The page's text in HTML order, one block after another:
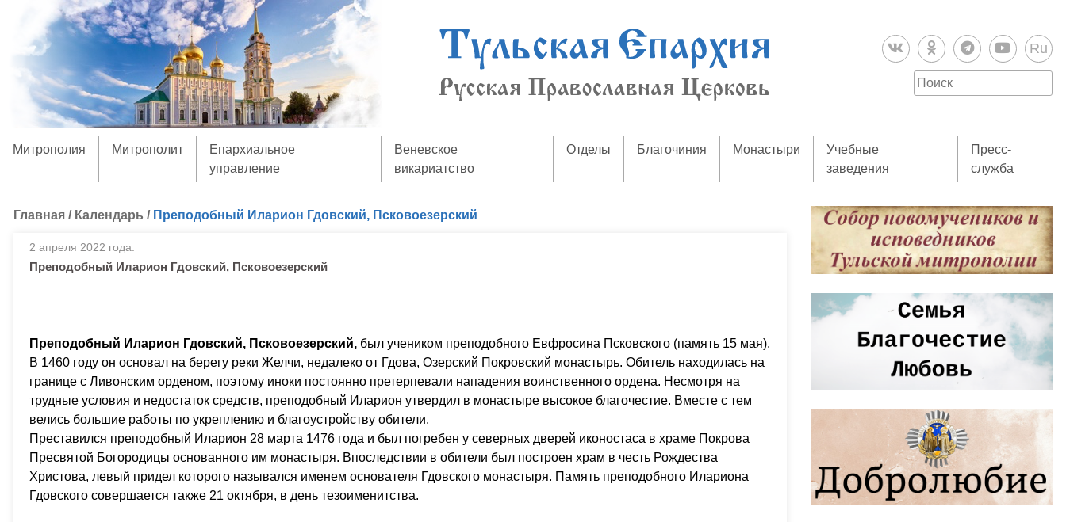
Ru
Митрополия Митрополит
Епархиальное
управление
Веневское
викариатство
Отделы Благочиния Монастыри
Учебные
заведения
Пресс-
служба
Главная / Календарь / Преподобный Иларион Гдовский, Псковоезерский
2 апреля 2022 года.
Преподобный Иларион Гдовский, Псковоезерский
Преподобный Иларион Гдовский, Псковоезерский, был учеником преподобного Евфросина Псковского (память 15 мая).
В 1460 году он основал на берегу реки Желчи, недалеко от Гдова, Озерский Покровский монастырь. Обитель находилась на
границе с Ливонским орденом, поэтому иноки постоянно претерпевали нападения воинственного ордена. Несмотря на
трудные условия и недостаток средств, преподобный Иларион утвердил в монастыре высокое благочестие. Вместе с тем
велись большие работы по укреплению и благоустройству обители.
Преставился преподобный Иларион 28 марта 1476 года и был погребен у северных дверей иконостаса в храме Покрова
Пресвятой Богородицы основанного им монастыря. Впоследствии в обители был построен храм в честь Рождества
Христова, левый придел которого назывался именем основателя Гдовского монастыря. Память преподобного Илариона
Гдовского совершается также 21 октября, в день тезоименитства.